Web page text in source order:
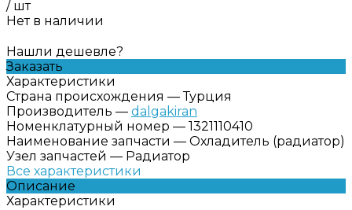
/ шт
Нет в наличии
Нашли дешевле?
Заказать
Характеристики
Страна происхождения — Турция
Производитель — dalgakiran
Номенклатурный номер — 1321110410
Наименование запчасти — Охладитель (радиатор)
Узел запчастей — Радиатор
Все характеристики
Описание
Характеристики